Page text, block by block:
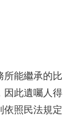
所能繼承的比
因此遺囑人得
依照民法規定